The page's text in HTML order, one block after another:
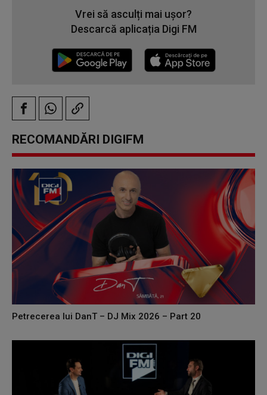
Vrei să asculți mai ușor?
Descarcă aplicația Digi FM
RECOMANDĂRI DIGIFM
Petrecerea lui DanT – DJ Mix 2026 – Part 20